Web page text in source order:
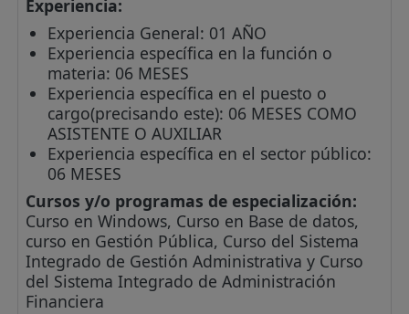
Experiencia:
Experiencia General: 01 AÑO
Experiencia específica en la función o
materia: 06 MESES
Experiencia específica en el puesto o
cargo(precisando este): 06 MESES COMO
ASISTENTE O AUXILIAR
Experiencia específica en el sector público:
06 MESES
Cursos y/o programas de especialización:
Curso en Windows, Curso en Base de datos,
curso en Gestión Pública, Curso del Sistema
Integrado de Gestión Administrativa y Curso
del Sistema Integrado de Administración
Financiera